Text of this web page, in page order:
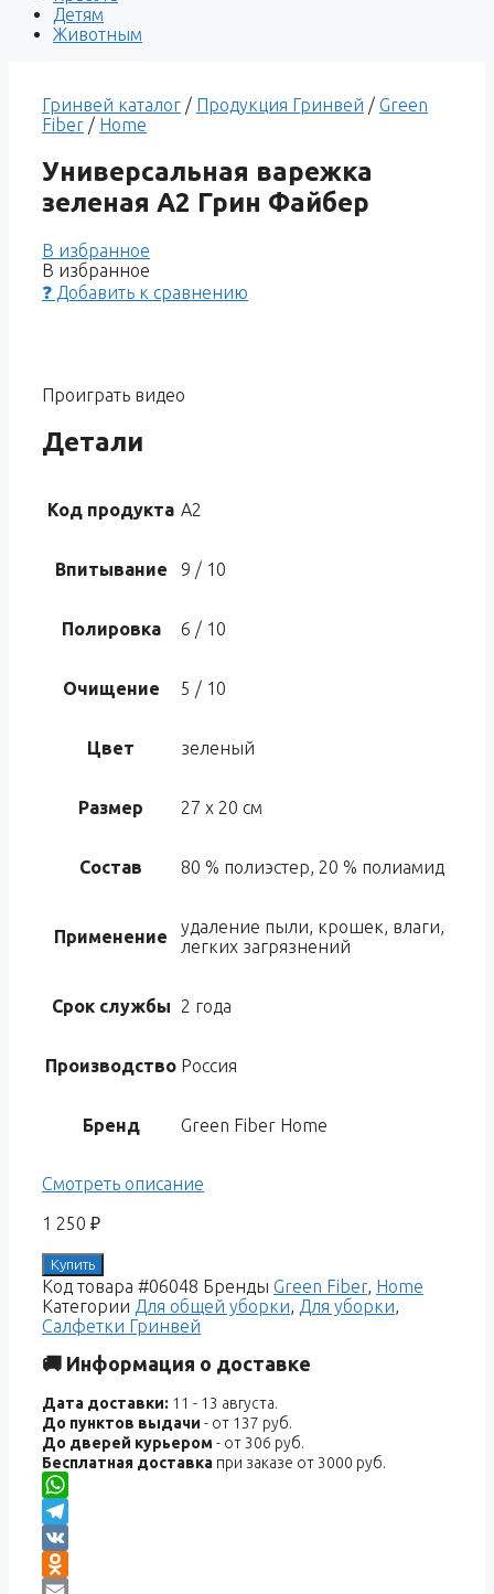
Детям
Животным
Гринвей каталог / Продукция Гринвей / Green
Fiber / Home
Универсальная варежка
зеленая A2 Грин Файбер
В избранное
В избранное
❓ Добавить к сравнению
Проиграть видео
Детали
Код продукта A2
Впитывание 9 / 10
Полировка 6 / 10
Очищение 5 / 10
Цвет зеленый
Размер 27 x 20 см
Состав 80 % полиэстер, 20 % полиамид
Применение
удаление пыли, крошек, влаги,
легких загрязнений
Срок службы 2 года
Производство Россия
Бренд Green Fiber Home
Смотреть описание
1 250 ₽
Купить
Код товара #06048 Бренды Green Fiber, Home
Категории Для общей уборки, Для уборки,
Салфетки Гринвей
🚚 Информация о доставке
Дата доставки: 11 - 13 августа.
До пунктов выдачи - от 137 руб.
До дверей курьером - от 306 руб.
Бесплатная доставка при заказе от 3000 руб.
WhatsApp
Telegram
VK